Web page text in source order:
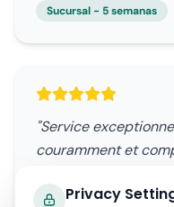
Privacy
Sucursal - 5 semanas
"Service
couramment et
été transparent et